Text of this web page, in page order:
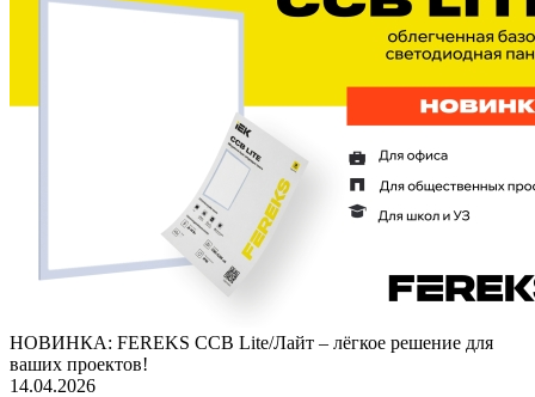
НОВИНКА: FEREKS ССВ Lite/Лайт – лёгкое решение для
ваших проектов!
14.04.2026